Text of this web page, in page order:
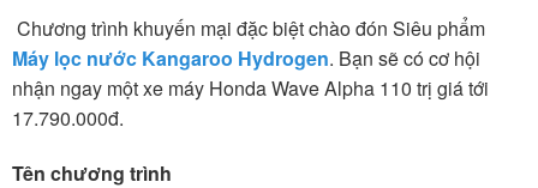
Chương trình khuyến mại đặc biệt chào đón Siêu phẩm
Máy lọc nước Kangaroo Hydrogen. Bạn sẽ có cơ hội
nhận ngay một xe máy Honda Wave Alpha 110 trị giá tới
17.790.000đ.
Tên chương trình